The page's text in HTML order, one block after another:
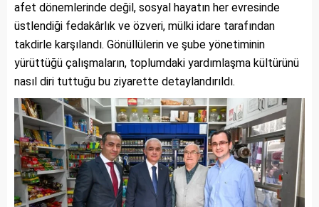
afet dönemlerinde değil, sosyal hayatın her evresinde
üstlendiği fedakârlık ve özveri, mülki idare tarafından
takdirle karşılandı. Gönüllülerin ve şube yönetiminin
yürüttüğü çalışmaların, toplumdaki yardımlaşma kültürünü
nasıl diri tuttuğu bu ziyarette detaylandırıldı.